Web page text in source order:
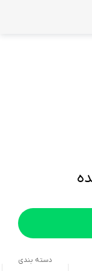
دسته بندی